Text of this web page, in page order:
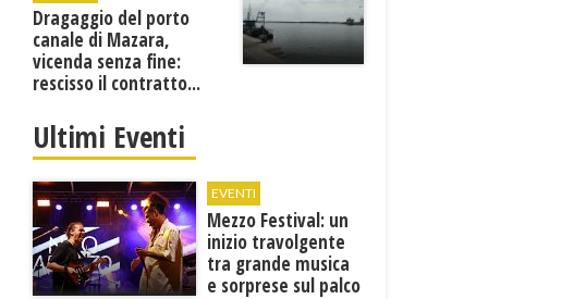
Dragaggio del porto
canale di Mazara,
vicenda senza fine:
rescisso il contratto...
Ultimi Eventi
EVENTI
Mezzo Festival: un
inizio travolgente
tra grande musica
e sorprese sul palco